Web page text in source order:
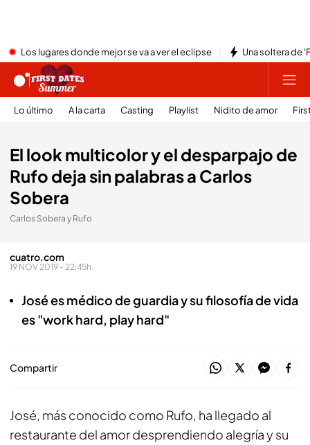
Los lugares donde mejor se va a ver el eclipse Una soltera de
Lo último A la carta Casting Playlist Nidito de amor
El look multicolor y el desparpajo de
Rufo deja sin palabras a Carlos
Sobera
Carlos Sobera y Rufo
cuatro.com
19 NOV 2019 - 22:45h.
José es médico de guardia y su filosofía de vida
es "work hard, play hard"
Compartir
José, más conocido como Rufo, ha llegado al
restaurante del amor desprendiendo alegría y su